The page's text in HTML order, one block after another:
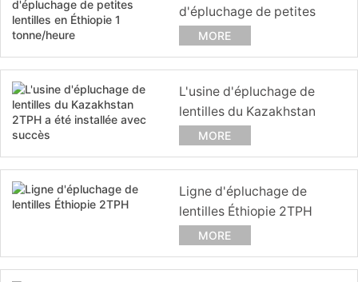
d'épluchage de petites
lentilles en Éthiopie 1
MORE
L'usine d'épluchage de
lentilles du Kazakhstan
2TPH a été installée avec
MORE
Ligne d'épluchage de
lentilles Éthiopie 2TPH
MORE